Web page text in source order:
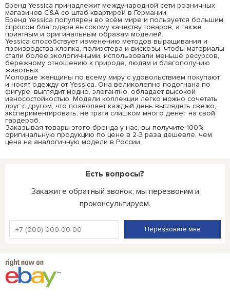
Бренд Yessica принадлежит международной сети розничных
магазинов C&A со штаб-квартирой в Германии.
Бренд Yessica популярен во всём мире и пользуется большим
спросом благодаря высокому качеству товаров, а также
приятным и оригинальным образам моделей.
Yessica способствует изменению методов выращивания и
производства хлопка, полиэстера и вискозы, чтобы материалы
стали более экологичными, использовали меньше ресурсов,
бережному отношению к природе, людям и благополучию
животных.
Молодые женщины по всему миру с удовольствием покупают
и носят одежду от Yessica. Она великолепно подогнана по
фигуре, выглядит модно, элегантно, обладает высокой
износостойкостью. Модели коллекции легко можно сочетать
друг с другом, что позволяет каждый день выглядеть свежо,
экспериментировать, не тратя слишком много денег на свой
гардероб.
Заказывая товары этого бренда у нас, вы получите 100%
оригинальную продукцию по цене в 2-3 раза дешевле, чем
цена на аналогичную модели в России.
Есть вопросы?
Закажите обратный звонок, мы перезвоним и
проконсультируем.